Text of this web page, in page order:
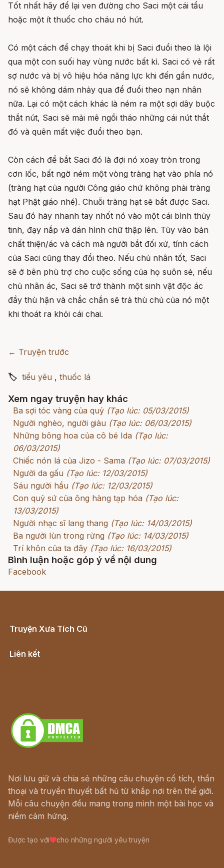
Tốt nhất hãy để lại ven đường cho Saci một cái tẩu
hoặc một ít thuốc cho cháu nó hút.
Có một cách để chạy thoát khi bị Saci đuổi theo là lội
qua một con suối hay vùng nước bất kì. Saci có vẻ rất
sợ nước và bị vô hiệu hóa năng lực khi đến gần nước,
nó sẽ không dám nhảy qua để đuổi theo nạn nhân
nữa. Lại có một cách khác là ném ra một sợi dây buộc
thắt nút, Saci sẽ mải mê ngồi tháo những cái nút thắt
đó và quên mất việc đuổi theo bạn.
Còn cách để bắt Saci đó là đợi nó xoay tròn trong
cơn lốc, bất ngờ ném một vòng tràng hạt vào phía nó
(tràng hạt của người Công giáo chứ không phải tràng
hạt Phật giáo nhé). Chuỗi tràng hạt sẽ bắt được Saci.
Sau đó hãy nhanh tay nhốt nó vào một cái bình thủy
tinh, đạy nắp và dán hình chữ thập lên. Tùy vào bản
chất thiện/ác và cách mà người bắt đối xử, tính cách
của Saci cũng thay đổi theo. Nếu chủ nhân tốt, Saci
sẽ ở bên phù trợ cho cuộc sống của họ suôn sẻ, nếu
chủ nhân ác, Saci sẽ trở thành một sinh vật độc ác
đầy thù hận và chắc chắn sẽ trả thù chủ của nó một
khi thoát ra khỏi cái chai.
← Truyện trước
🏷 tiểu yêu , thuốc lá
Xem ngay truyện hay khác
Ba sợi tóc vàng của quỷ (Tạo lúc: 05/03/2015)
Người nghèo, người giàu (Tạo lúc: 06/03/2015)
Những bông hoa của cô bé Ida (Tạo lúc:
06/03/2015)
Chiếc nón lá của Jizo - Sama (Tạo lúc: 07/03/2015)
Người da gấu (Tạo lúc: 12/03/2015)
Sáu người hầu (Tạo lúc: 12/03/2015)
Con quỷ sứ của ông hàng tạp hóa (Tạo lúc:
13/03/2015)
Người nhạc sĩ lang thang (Tạo lúc: 14/03/2015)
Ba người lùn trong rừng (Tạo lúc: 14/03/2015)
Trí khôn của ta đây (Tạo lúc: 16/03/2015)
Bình luận hoặc góp ý về nội dung
Facebook
Truyện Xưa Tích Cũ
Liên kết
Nơi lưu giữ và chia sẻ những câu chuyện cổ tích, thần
thoại và truyền thuyết bất hủ từ khắp nơi trên thế giới.
Mỗi câu chuyện đều mang trong mình một bài học và
niềm cảm hứng.
Được tạo với cho những người yêu truyện